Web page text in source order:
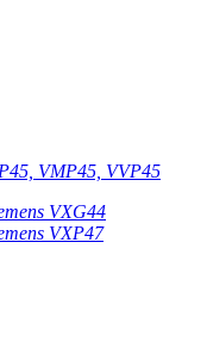
VMP45, VVP45
VXG44
VXP47